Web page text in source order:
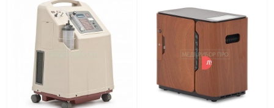
ЛУЧШАЯ ЦЕНА